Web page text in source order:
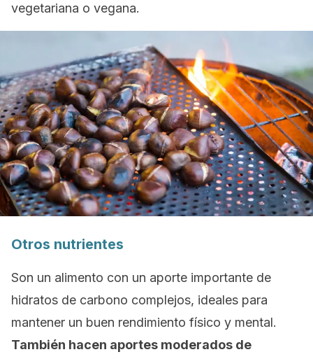
vegetariana o vegana.
Otros nutrientes
Son un alimento con un aporte importante de
hidratos de carbono complejos, ideales para
mantener un buen rendimiento físico y mental.
También hacen aportes moderados de